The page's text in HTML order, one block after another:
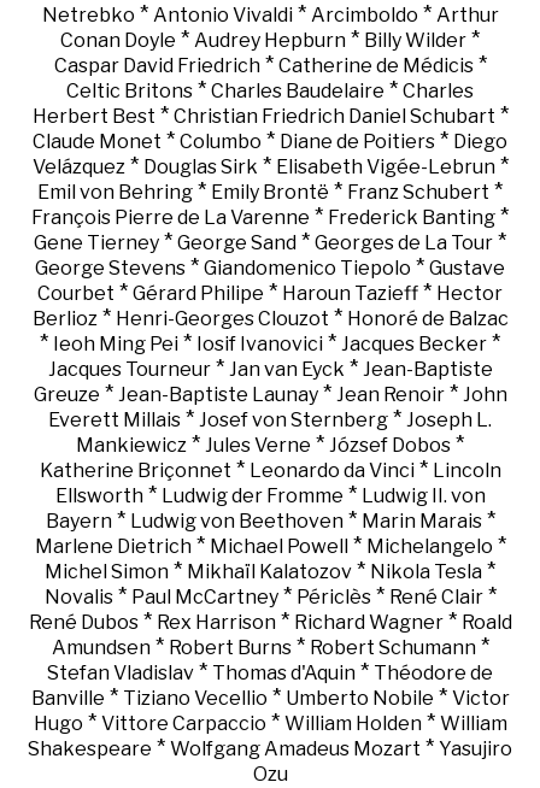
Netrebko * Antonio Vivaldi* Arcimboldo * Arthur
Conan Doyle * Audrey Hepburn * Billy Wilder *
Caspar David Friedrich* Catherine de Médicis*
Celtic Britons * Charles Baudelaire * Charles
Herbert Best * Christian Friedrich Daniel Schubart *
Claude Monet * Columbo * Diane de Poitiers * Diego
Velázquez* Douglas Sirk * Elisabeth Vigée-Lebrun*
Emil von Behring * Emily Brontë * Franz Schubert *
François Pierre de La Varenne * Frederick Banting *
Gene Tierney * George Sand * Georges de La Tour *
George Stevens * Giandomenico Tiepolo * Gustave
Courbet * Gérard Philipe * Haroun Tazieff * Hector
Berlioz* Henri-Georges Clouzot * Honoré de Balzac
* Ieoh Ming Pei * Iosif Ivanovici * Jacques Becker *
Jacques Tourneur* Jan van Eyck * Jean-Baptiste
Greuze * Jean-Baptiste Launay* Jean Renoir* John
Everett Millais * Josef von Sternberg * Joseph L.
Mankiewicz * Jules Verne * József Dobos *
Katherine Briçonnet * Leonardo da Vinci* Lincoln
Ellsworth* Ludwig der Fromme * Ludwig II. von
Bayern* Ludwig von Beethoven* Marin Marais*
Marlene Dietrich* Michael Powell * Michelangelo *
Michel Simon * Mikhaïl Kalatozov * Nikola Tesla *
Novalis* Paul McCartney* Périclès* René Clair*
René Dubos* Rex Harrison* Richard Wagner* Roald
Amundsen* Robert Burns* Robert Schumann*
Stefan Vladislav * Thomas d'Aquin * Théodore de
Banville * Tiziano Vecellio * Umberto Nobile * Victor
Hugo * Vittore Carpaccio * William Holden* William
Shakespeare * Wolfgang Amadeus Mozart * Yasujiro
Ozu